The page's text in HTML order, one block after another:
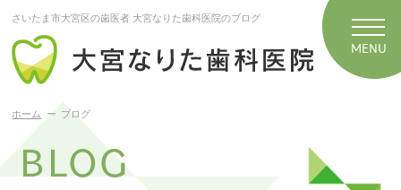
さいたま市大宮区の歯医者 大宮なりた歯科医院のブログ
ホーム ブログ
BLOG